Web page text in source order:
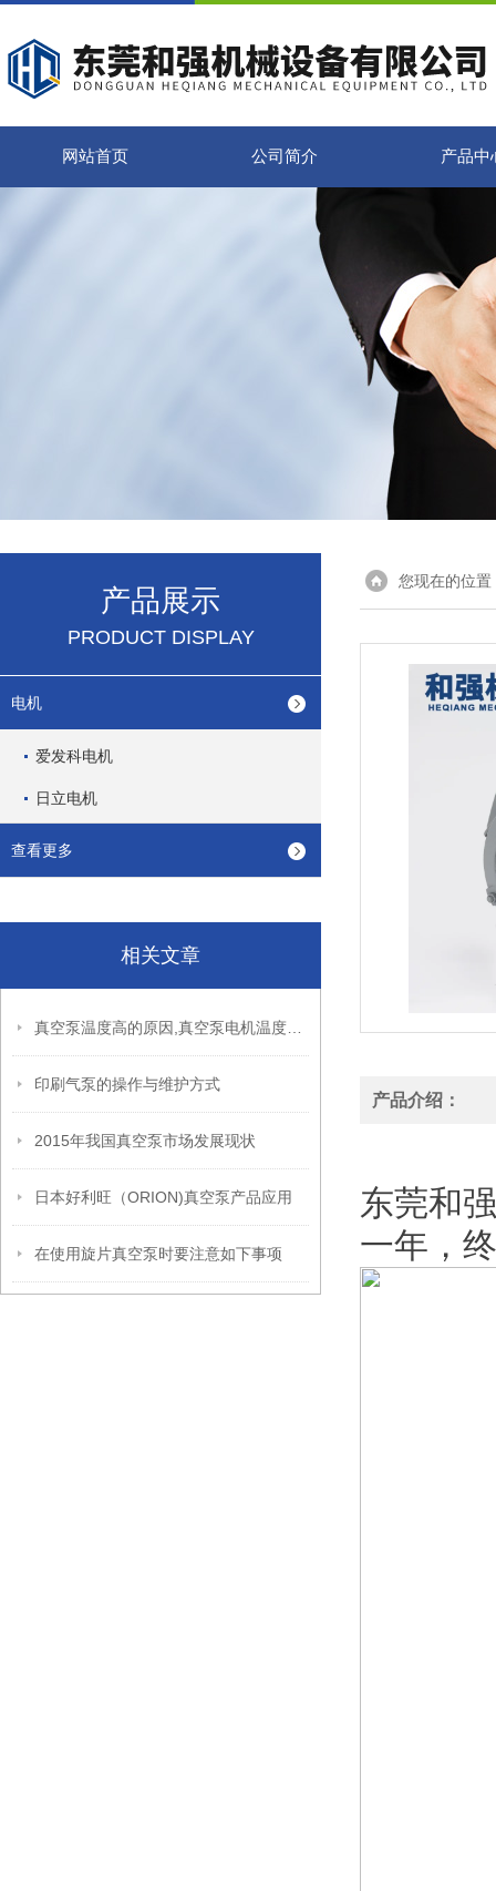
网站首页 公司简介 产品中
产品展示
PRODUCT DISPLAY
电机
爱发科电机
日立电机
查看更多
相关文章
印刷气泵的操作与维护方式
2015年我国真空泵市场发展现状
日本好利旺（ORION)真空泵产品应用
在使用旋片真空泵时要注意如下事项
您现在的位置
产品介绍：
东莞和
一年，